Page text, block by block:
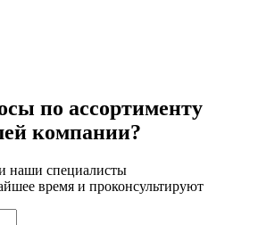
по ассортименту
компании?
наши специалисты
время и проконсультируют